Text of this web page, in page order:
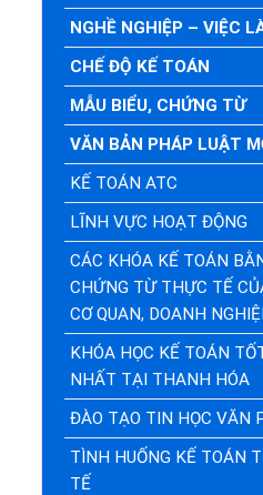
NGHỀ NGHIỆP – VIỆC
CHẾ ĐỘ KẾ TOÁN
MẪU BIỂU, CHỨNG TỪ
VĂN BẢN PHÁP LUẬT
KẾ TOÁN ATC
LĨNH VỰC HOẠT ĐỘNG
CÁC KHÓA KẾ TOÁN
CHỨNG TỪ THỰC TẾ
CƠ QUAN, DOANH
KHÓA HỌC KẾ TOÁN
NHẤT TẠI THANH HÓA
ĐÀO TẠO TIN HỌC VĂN
TÌNH HUỐNG KẾ TOÁN
TẾ